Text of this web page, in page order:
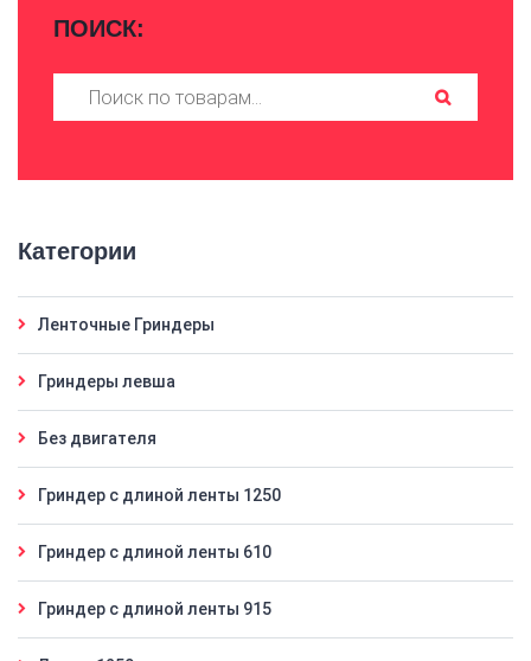
ПОИСК:
Искать:
Категории
Ленточные Гриндеры
Гриндеры левша
Без двигателя
Гриндер с длиной ленты 1250
Гриндер с длиной ленты 610
Гриндер с длиной ленты 915